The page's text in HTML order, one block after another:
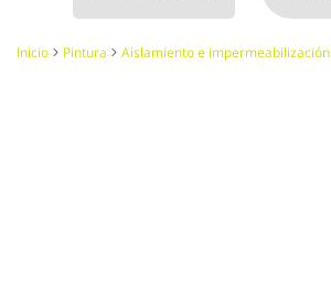
Inicio Pintura Aislamiento e impermeabilización